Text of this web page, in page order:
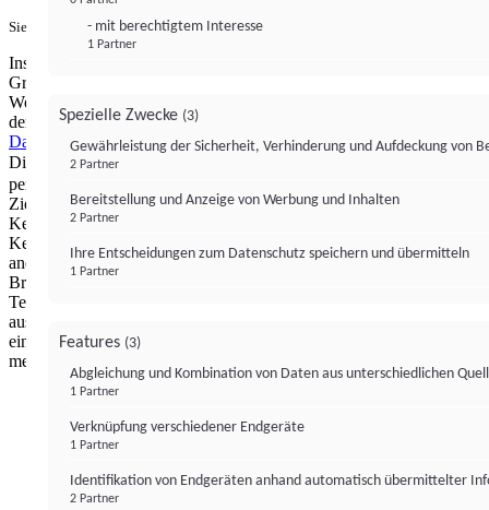
Sie haben ein PUR-Abo?Hier anmelden.
Institutional Money mit Werbung: Wir nutzen aus wirtschaftlichen
Gründen die Möglichkeit, unsere Webseite Dritten als digitalen
Werbeplatz zur Verfügung zu stellen. Über Verarbeitungen, die in
der Verantwortung von uns liegen, können Sie sich in unserer
Datenschutzerklärungnäher informieren.Zur Bereitstellung unserer
Dienste nutzen wir Technologien von
personalisierte Werbung, Messung von Werbeleistung und
Zielgruppenforschung. Cookies, Endgeräte- oder ähnliche Online-
Kennungen (z. B. login-basierte Kennungen, zufällig generierte
Kennungen, netzwerkbasierte Kennungen) können zusammen mit
anderen Informationen (z. B. Browsertyp und
Browserinformationen, Sprache, Bildschirmgröße, unterstützte
Technologien usw.) auf Ihrem Endgerät gespeichert oder von dort
ausgelesen werden, um es jedes Mal wiederzuerkennen, wenn es
eine App oder einer Webseite aufruft. Dies geschieht für einen oder
mehrere der hier aufgeführten Verarbeitungszwecke.
- mit berechtigtem Interesse
1 Partner
Spezielle Zwecke (3)
Gewährleistung der Sicherheit, Verhinderung und Aufdeckung von
2 Partner
Bereitstellung und Anzeige von Werbung und Inhalten
2 Partner
Ihre Entscheidungen zum Datenschutz speichern und übermitteln
1 Partner
Features (3)
Abgleichung und Kombination von Daten aus unterschiedlichen
1 Partner
Verknüpfung verschiedener Endgeräte
1 Partner
Identifikation von Endgeräten anhand automatisch übermittelter
2 Partner
Institutional Money
ImpressumDatenschutzerklärung